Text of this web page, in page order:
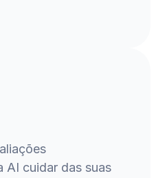
AI cuidar das suas